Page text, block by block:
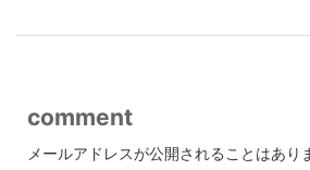
comment
メールアドレスが公開されることはあり